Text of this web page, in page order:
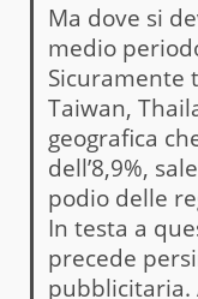
Ma dove si
medio
Sicuramente
Taiwan,
geografica
dell’8,9%,
podio delle
In testa a
precede
pubblicitaria.